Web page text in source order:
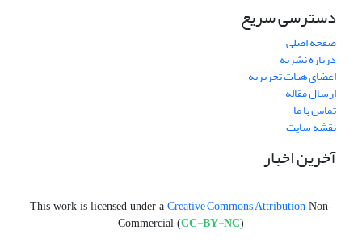
دسترسی سریع
صفحه اصلی
درباره نشریه
اعضای هیات تحریریه
ارسال مقاله
تماس با ما
نقشه سایت
آخرین اخبار
This work is licensed under a Creative Commons Attribution Non-
Commercial (CC-BY-NC)